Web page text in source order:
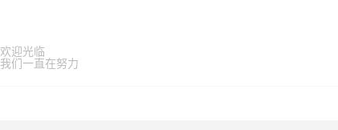
欢迎光临
我们一直在努力